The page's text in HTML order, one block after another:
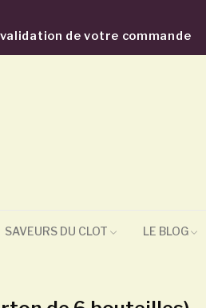
de votre commande
SAVEURS DU CLOT LE BLOG